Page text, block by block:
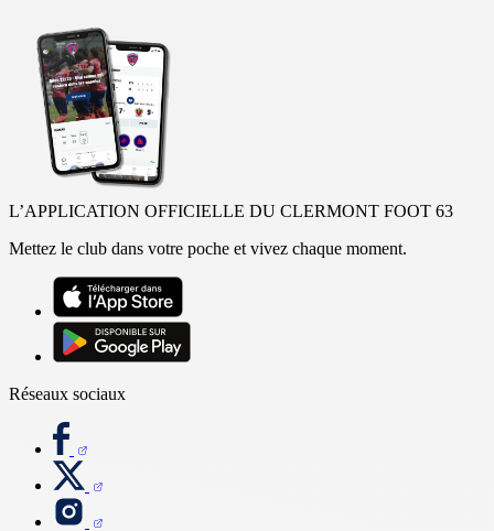
L’APPLICATION OFFICIELLE DU CLERMONT FOOT 63
Mettez le club dans votre poche et vivez chaque moment.
Réseaux sociaux